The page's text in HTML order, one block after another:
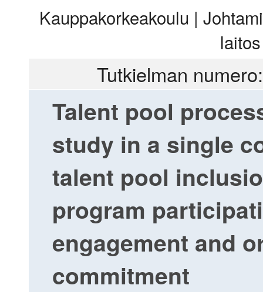
Kauppakorkeakoulu |
Tutkielman
Talent pool
study in a single
talent pool
program
engagement and
commitment